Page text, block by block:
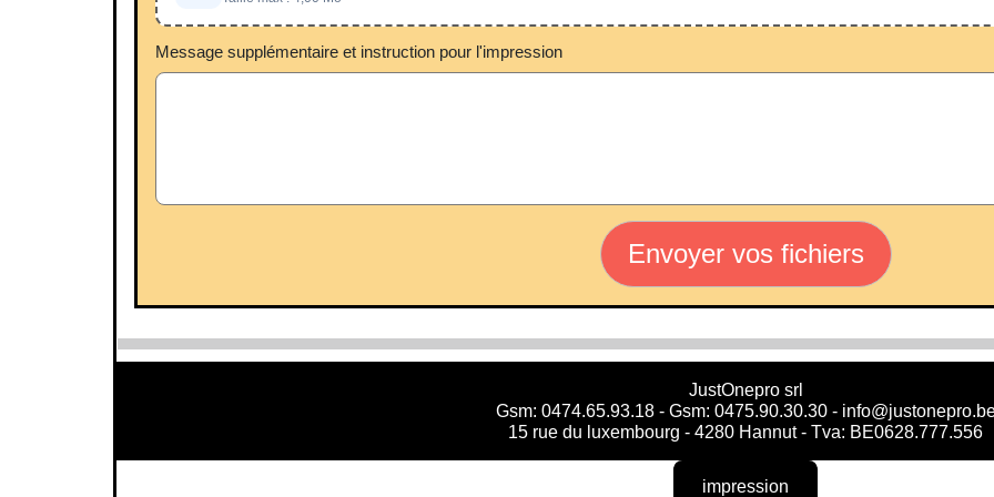
Message supplémentaire et instruction pour l'impression
Envoyer vos fichiers
JustOnepro srl
Gsm: 0474.65.93.18 - Gsm: 0475.90.30.30 -
15 rue du luxembourg - 4280 Hannut - Tva: BE0628.777.556
impression